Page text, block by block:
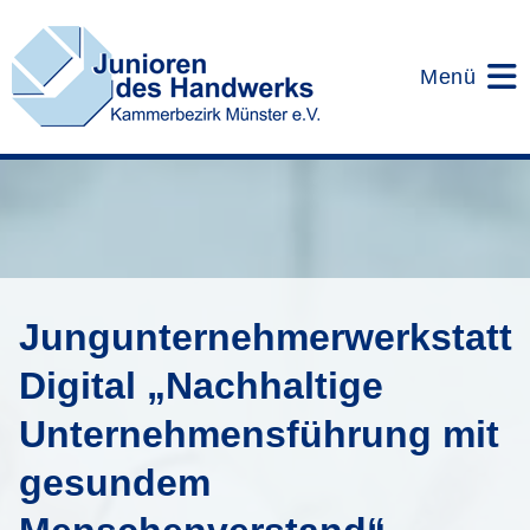
Inhalt
springen
Menü
Jungunternehmerwerkstatt
Digital „Nachhaltige
Unternehmensführung mit
gesundem